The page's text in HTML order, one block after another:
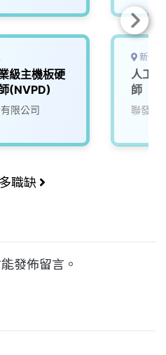
級主機板硬
(NVPD)
限公司
新竹
人工
師
聯發科
職缺
發佈留言。